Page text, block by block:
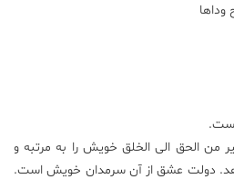
من الحق الی الخلق خویش را به مرتبه و
دولت عشق از آن سرمدان خویش است.